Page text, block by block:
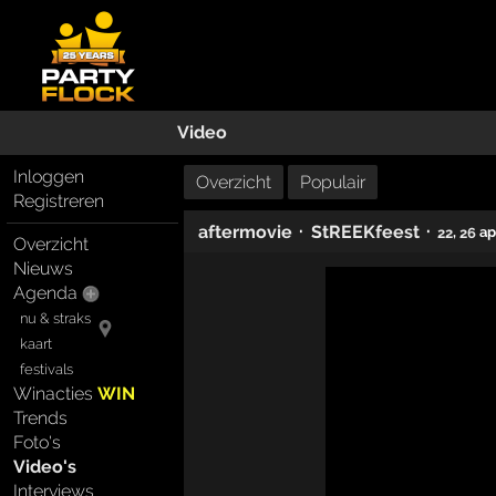
Video
Inloggen
Registreren
Overzicht
Nieuws
Agenda
nu & straks
kaart
festivals
WinactiesWIN
Trends
Foto's
Video's
Interviews
Overzicht Populair
aftermovie · StREEKfeest · 22,26